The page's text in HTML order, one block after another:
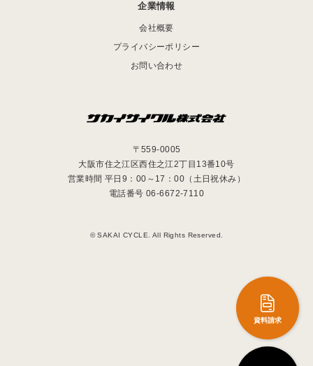
企業情報
会社概要
プライバシーポリシー
お問い合わせ
〒559-0005
大阪市住之江区西住之江2丁目13番10号
営業時間 平日9：00～17：00（土日祝休み）
電話番号 06-6672-7110
© SAKAI CYCLE. All Rights Reserved.
資料請求